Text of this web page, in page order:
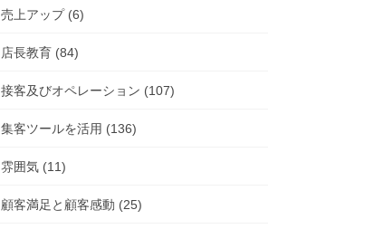
売上アップ (6)
店長教育 (84)
接客及びオペレーション (107)
集客ツールを活用 (136)
雰囲気 (11)
顧客満足と顧客感動 (25)